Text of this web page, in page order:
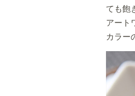
ても飽
アート
カラー